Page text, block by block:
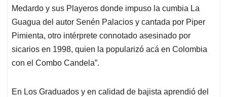
Medardo y sus Playeros donde impuso la cumbia La
Guagua del autor Senén Palacios y cantada por Piper
Pimienta, otro intérprete connotado asesinado por
sicarios en 1998, quien la popularizó acá en Colombia
con el Combo Candela”.
En Los Graduados y en calidad de bajista aprendió del